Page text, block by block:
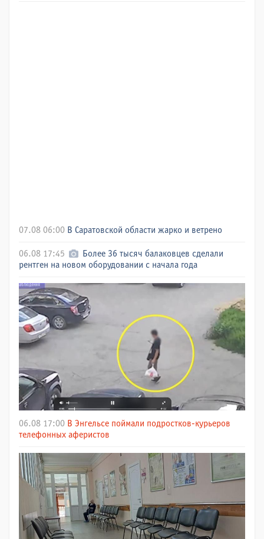
07.08 06:00 В Саратовской области жарко и ветрено
06.08 17:45
Более 36 тысяч балаковцев сделали
рентген на новом оборудовании с начала года
06.08 17:00 В Энгельсе поймали подростков-курьеров
телефонных аферистов